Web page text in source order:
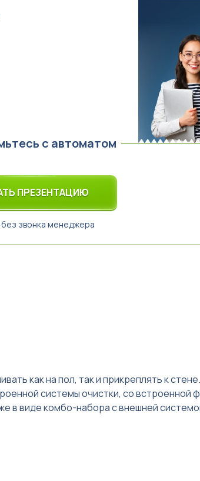
с автоматом
ПРЕЗЕНТАЦИЮ
без звонка менеджера
как на пол, так и прикреплять к стене.
системы очистки, со встроенной
в виде комбо-набора с внешней